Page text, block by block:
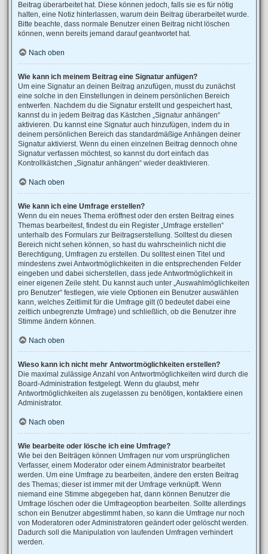
Beitrag überarbeitet hat. Diese können jedoch, falls sie es für nötig
halten, eine Notiz hinterlassen, warum dein Beitrag überarbeitet wurde.
Bitte beachte, dass normale Benutzer einen Beitrag nicht löschen
können, wenn bereits jemand darauf geantwortet hat.
Nach oben
Wie kann ich meinem Beitrag eine Signatur anfügen?
Um eine Signatur an deinen Beitrag anzufügen, musst du zunächst
eine solche in den Einstellungen in deinem persönlichen Bereich
entwerfen. Nachdem du die Signatur erstellt und gespeichert hast,
kannst du in jedem Beitrag das Kästchen „Signatur anhängen“
aktivieren. Du kannst eine Signatur auch hinzufügen, indem du in
deinem persönlichen Bereich das standardmäßige Anhängen deiner
Signatur aktivierst. Wenn du einen einzelnen Beitrag dennoch ohne
Signatur verfassen möchtest, so kannst du dort einfach das
Kontrollkästchen „Signatur anhängen“ wieder deaktivieren.
Nach oben
Wie kann ich eine Umfrage erstellen?
Wenn du ein neues Thema eröffnest oder den ersten Beitrag eines
Themas bearbeitest, findest du ein Register „Umfrage erstellen“
unterhalb des Formulars zur Beitragserstellung. Solltest du diesen
Bereich nicht sehen können, so hast du wahrscheinlich nicht die
Berechtigung, Umfragen zu erstellen. Du solltest einen Titel und
mindestens zwei Antwortmöglichkeiten in die entsprechenden Felder
eingeben und dabei sicherstellen, dass jede Antwortmöglichkeit in
einer eigenen Zeile steht. Du kannst auch unter „Auswahlmöglichkeiten
pro Benutzer“ festlegen, wie viele Optionen ein Benutzer auswählen
kann, welches Zeitlimit für die Umfrage gilt (0 bedeutet dabei eine
zeitlich unbegrenzte Umfrage) und schließlich, ob die Benutzer ihre
Stimme ändern können.
Nach oben
Wieso kann ich nicht mehr Antwortmöglichkeiten erstellen?
Die maximal zulässige Anzahl von Antwortmöglichkeiten wird durch die
Board-Administration festgelegt. Wenn du glaubst, mehr
Antwortmöglichkeiten als zugelassen zu benötigen, kontaktiere einen
Administrator.
Nach oben
Wie bearbeite oder lösche ich eine Umfrage?
Wie bei den Beiträgen können Umfragen nur vom ursprünglichen
Verfasser, einem Moderator oder einem Administrator bearbeitet
werden. Um eine Umfrage zu bearbeiten, ändere den ersten Beitrag
des Themas; dieser ist immer mit der Umfrage verknüpft. Wenn
niemand eine Stimme abgegeben hat, dann können Benutzer die
Umfrage löschen oder die Umfrageoption bearbeiten. Sollte allerdings
schon ein Benutzer abgestimmt haben, so kann die Umfrage nur noch
von Moderatoren oder Administratoren geändert oder gelöscht werden.
Dadurch soll die Manipulation von laufenden Umfragen verhindert
werden.